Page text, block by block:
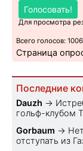
Голосовать!
Для просмотра
Всего голосов:
Страница
Последние
Dauzh →
гольф-клубом
Gorbaum →
отступать из